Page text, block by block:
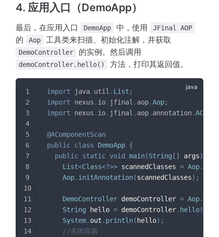
4. 应用入口（DemoApp）
最后，在应用入口 DemoApp 中，使用 JFinal AOP
的 Aop 工具类来扫描、初始化注解，并获取
DemoController 的实例。然后调用
demoController.hello() 方法，打印其返回值。
import java. util . List ;
import
nexus . io. jfinal . aop.Aop;
import
nexus . io. jfinal . aop. annotation.
@AComponentScan
public class DemoApp {
public static void main(String [ ] args)
List<Class<?>> scannedClasses = Aop.
Aop. initAnnotation(scannedClasses) ;
DemoController demoController = Aop.
String hello = demoController. hello(
System. out . println( hello) ;
//关闭容器